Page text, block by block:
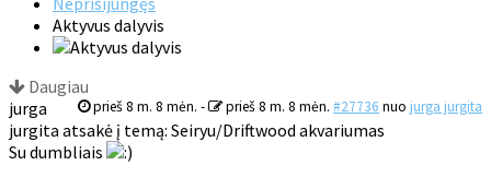
Aktyvus dalyvis
Daugiau
prieš 8 m. 8 mėn. - prieš 8 m. 8 mėn. #27736 nuo jurga jurgita
jurga
jurgita atsakė į temą: Seiryu/Driftwood akvariumas
Su dumbliais